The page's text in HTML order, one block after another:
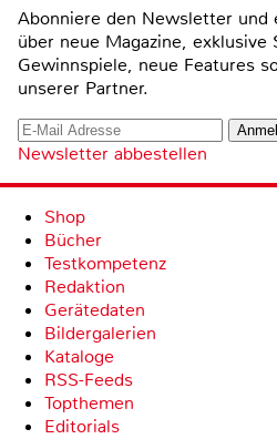
Abonniere den Newsletter und
über neue Magazine, exklusive
Gewinnspiele, neue Features
unserer Partner.
Newsletter abbestellen
Shop
Bücher
Testkompetenz
Redaktion
Gerätedaten
Bildergalerien
Kataloge
RSS-Feeds
Topthemen
Editorials